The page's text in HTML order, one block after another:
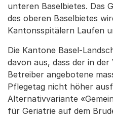
unteren Baselbietes. Das
des oberen Baselbietes
Kantonsspitälern Laufen
Die Kantone Basel-
davon aus, dass der in
Betreiber angebotene
Pflegetag nicht höher
Alternativvariante
für Geriatrie auf dem